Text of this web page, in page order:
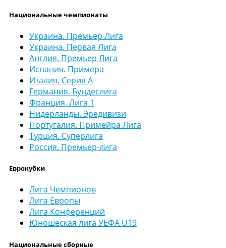
Национальные чемпионаты
Украина. Премьер Лига
Украина. Первая Лига
Англия. Премьер Лига
Испания. Примера
Италия. Серия А
Германия. Бундеслига
Франция. Лига 1
Нидерланды. Эредивизи
Португалия. Примейра Лига
Турция. Суперлига
Россия. Премьер-лига
Еврокубки
Лига Чемпионов
Лига Европы
Лига Конференций
Юношеская лига УЕФА U19
Национальные сборные